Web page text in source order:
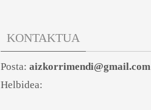
KONTAKTUA
Posta: aizkorrimendi@gmail.com
Helbidea: